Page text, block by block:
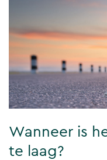
Wanneer is
te laag?